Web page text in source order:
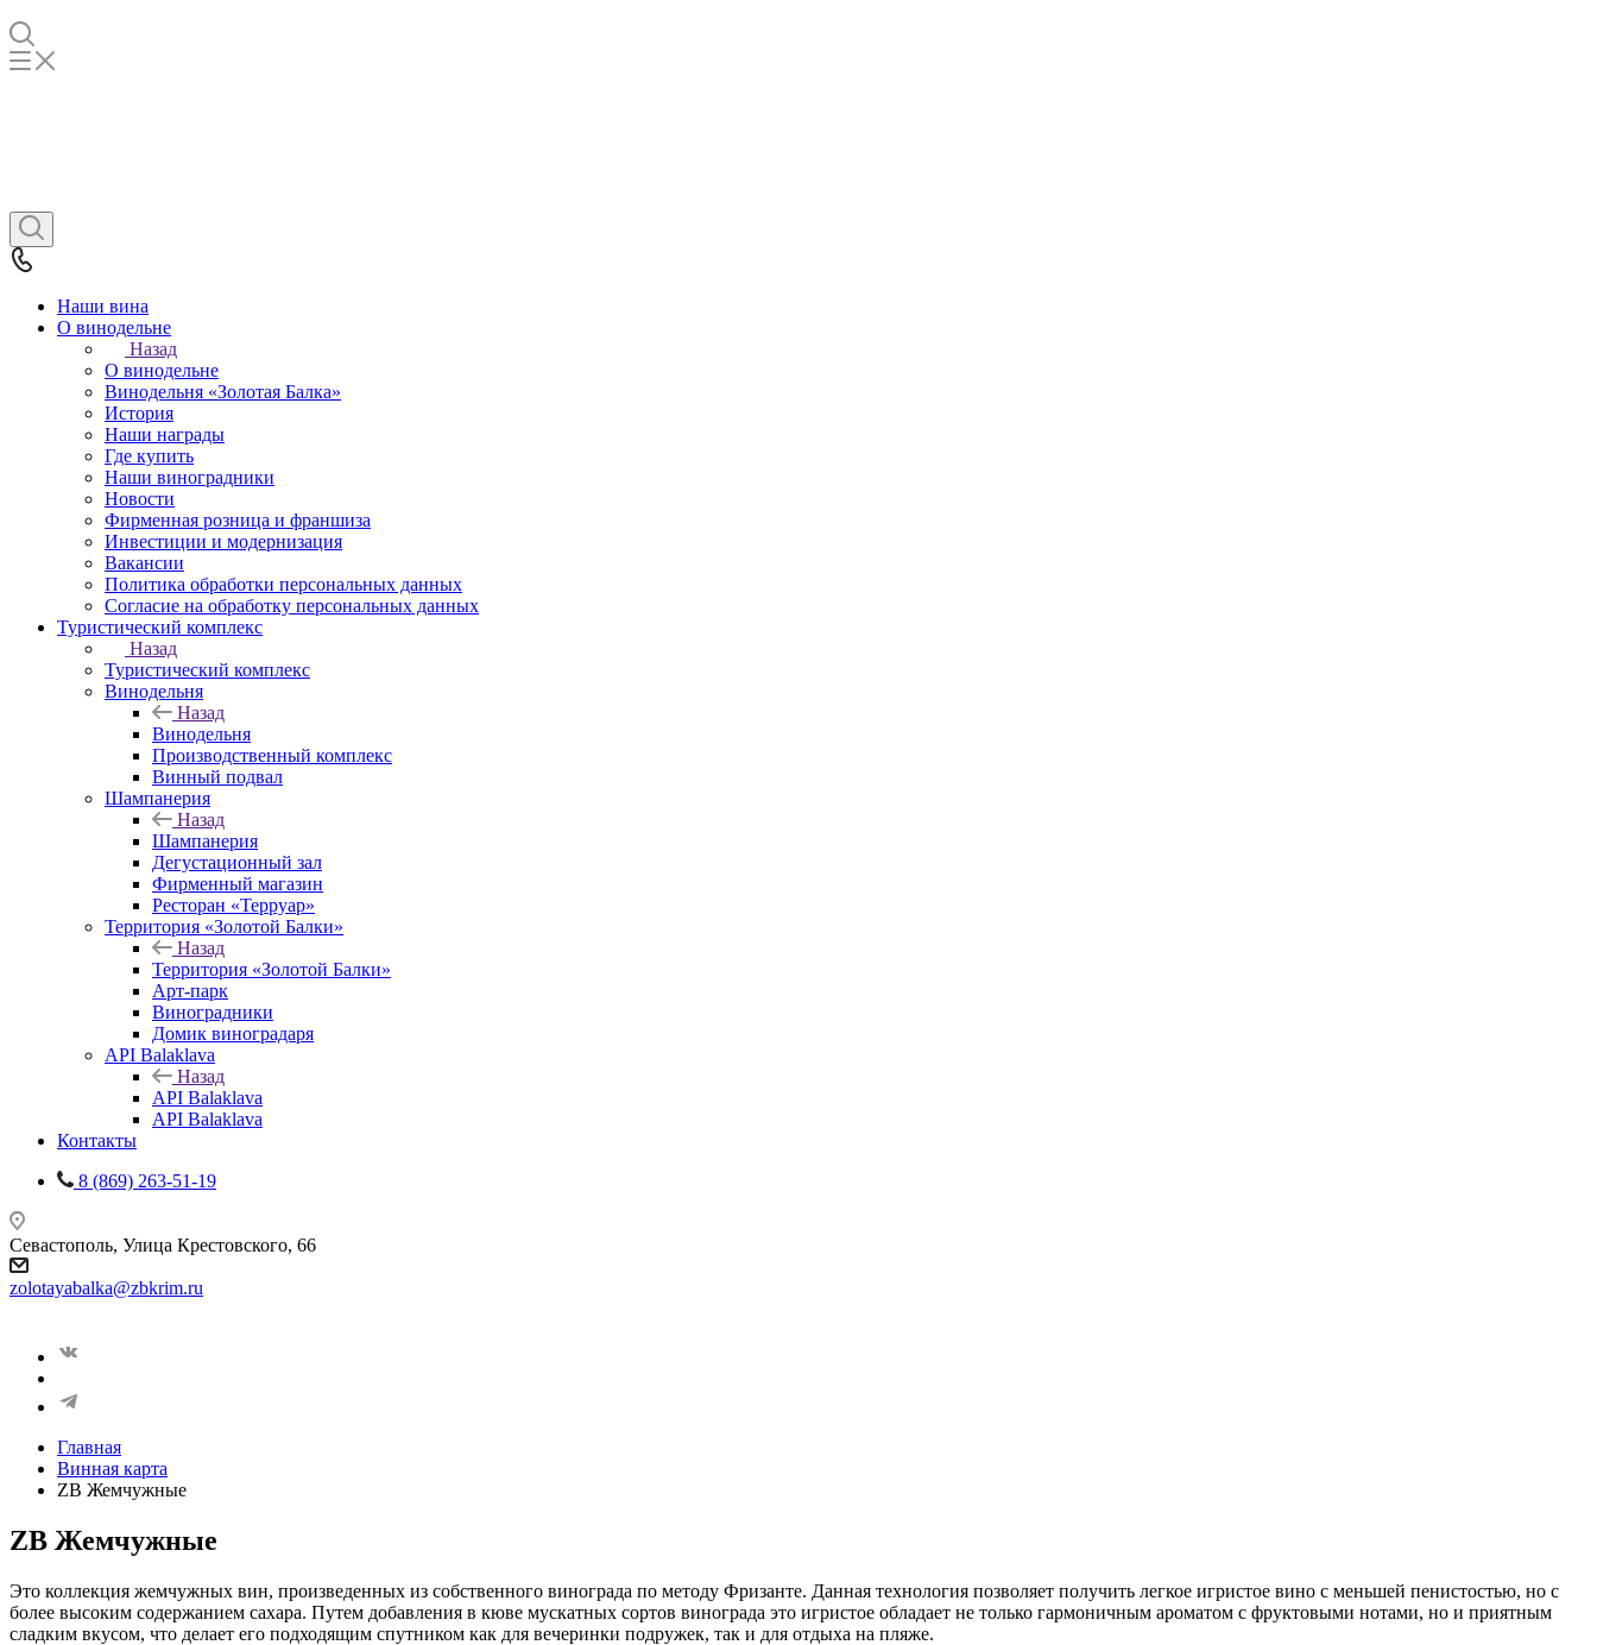
Наши вина
О винодельне
Назад
О винодельне
Винодельня «Золотая Балка»
История
Наши награды
Где купить
Наши виноградники
Новости
Фирменная розница и франшиза
Инвестиции и модернизация
Вакансии
Политика обработки персональных данных
Согласие на обработку персональных данных
Туристический комплекс
Назад
Туристический комплекс
Винодельня
Назад
Винодельня
Производственный комплекс
Винный подвал
Шампанерия
Назад
Шампанерия
Дегустационный зал
Фирменный магазин
Ресторан «Терруар»
Территория «Золотой Балки»
Назад
Территория «Золотой Балки»
Арт-парк
Виноградники
Домик виноградаря
API Balaklava
Назад
API Balaklava
API Balaklava
Контакты
8 (869) 263-51-19
Севастополь, Улица Крестовского, 66
zolotayabalka@zbkrim.ru
Главная
Винная карта
ZB Жемчужные
ZB Жемчужные
Это коллекция жемчужных вин, произведенных из собственного винограда по методу Фризанте. Данная технология позволяет получить легкое игристое вино с меньшей пенистостью, но с
более высоким содержанием сахара. Путем добавления в кюве мускатных сортов винограда это игристое обладает не только гармоничным ароматом с фруктовыми нотами, но и приятным
сладким вкусом, что делает его подходящим спутником как для вечеринки подружек, так и для отдыха на пляже.